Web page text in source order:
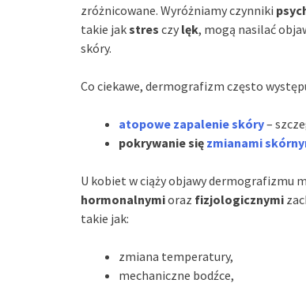
zróżnicowane. Wyróżniamy czynniki
takie jakstres czy lęk, mogą nasilać
skóry.
Co ciekawe, dermografizm często
atopowe zapalenie skóry–
pokrywanie się zmianami
U kobiet w ciąży objawy dermografizmu
hormonalnymioraz fizjologicznymi
takie jak:
zmiana temperatury,
mechaniczne bodźce,